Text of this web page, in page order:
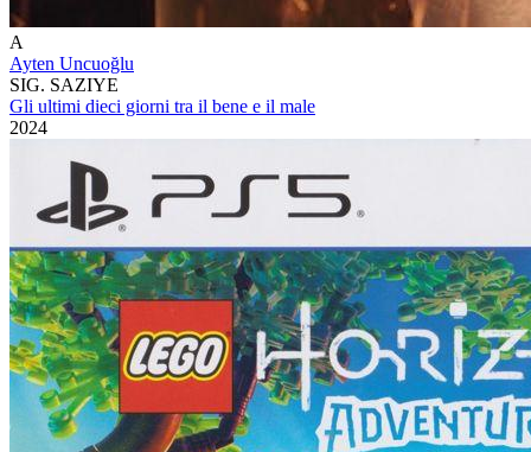
A
Ayten Uncuoğlu
SIG. SAZIYE
Gli ultimi dieci giorni tra il bene e il male
2024